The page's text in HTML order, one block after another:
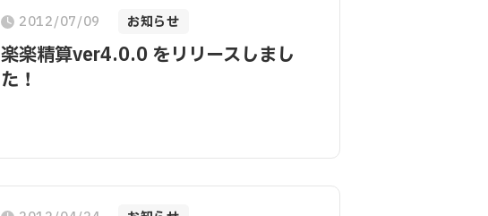
2012/07/09 お知らせ
楽楽精算ver4.0.0 をリリースしまし
た！